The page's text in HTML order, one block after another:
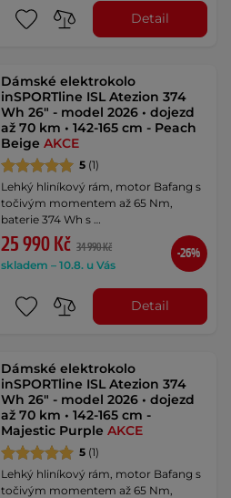
Detail
Dámské elektrokolo
inSPORTline ISL Atezion 374
Wh 26" - model 2026 • dojezd
až 70 km • 142-165 cm - Peach
BeigeAKCE
5 (1)
Lehký hliníkový rám, motor Bafang s
točivým momentem až 65 Nm,
baterie 374 Wh s …
25 990 Kč 34 990 Kč
skladem – 10.8. u Vás
-26%
Detail
Dámské elektrokolo
inSPORTline ISL Atezion 374
Wh 26" - model 2026 • dojezd
až 70 km • 142-165 cm -
Majestic PurpleAKCE
5 (1)
Lehký hliníkový rám, motor Bafang s
točivým momentem až 65 Nm,